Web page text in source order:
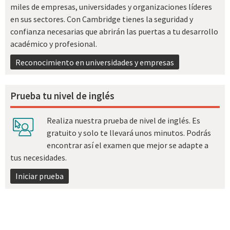
miles de empresas, universidades y organizaciones líderes
en sus sectores. Con Cambridge tienes la seguridad y
confianza necesarias que abrirán las puertas a tu desarrollo
académico y profesional.
Reconocimiento en universidades y empresas
Prueba tu nivel de inglés
Realiza nuestra prueba de nivel de inglés. Es
gratuito y solo te llevará unos minutos. Podrás
encontrar así el examen que mejor se adapte a
tus necesidades.
Iniciar prueba